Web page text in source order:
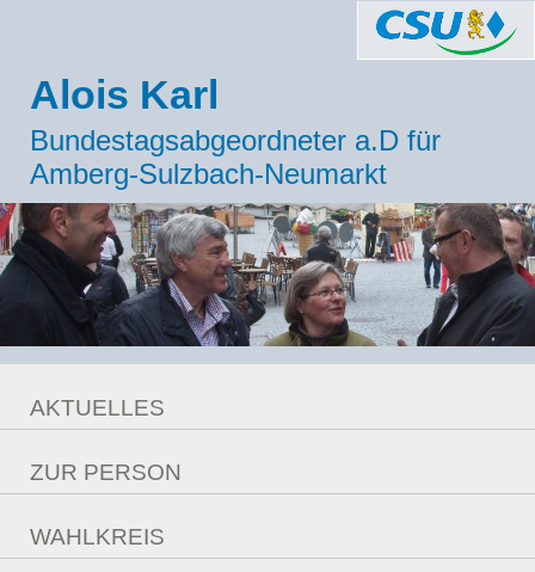
Alois Karl
Bundestagsabgeordneter a.D für
Amberg-Sulzbach-Neumarkt
AKTUELLES
Berlin Ticker
ZUR PERSON
Überzeugungen
WAHLKREIS